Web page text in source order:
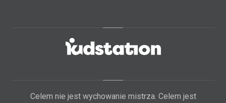
Celem nie jest wychowanie mistrza. Celem jest